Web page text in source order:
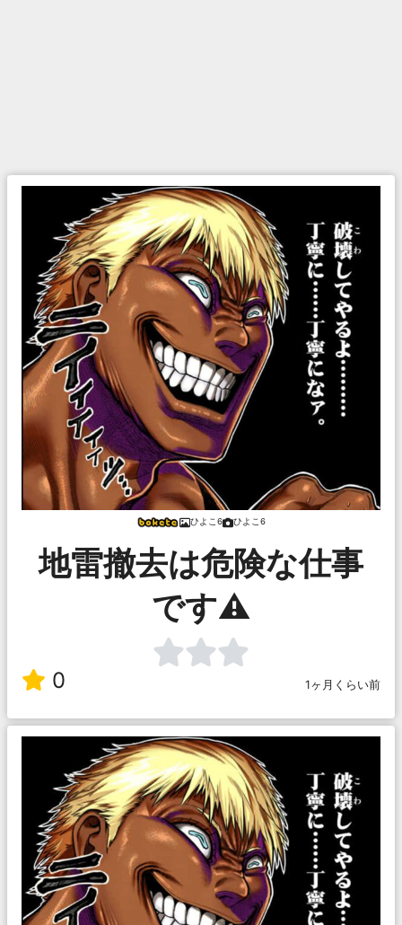
ひよこ6 ひよこ6
地雷撤去は危険な仕事
です⚠️
0 1ヶ月くらい前